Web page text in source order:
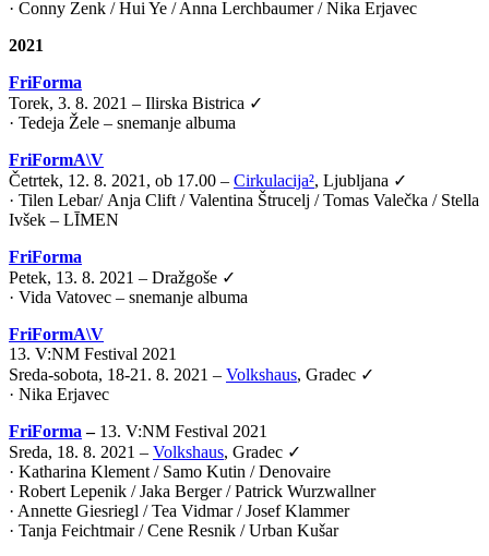
· Conny Zenk / Hui Ye / Anna Lerchbaumer / Nika Erjavec
2021
FriForma
Torek, 3. 8. 2021 – Ilirska Bistrica ✓
· Tedeja Žele – snemanje albuma
FriFormA\V
Četrtek, 12. 8. 2021, ob 17.00 – Cirkulacija², Ljubljana ✓
· Tilen Lebar/ Anja Clift /Valentina Štrucelj /Tomas Valečka / Stella
Ivšek – LĪMEN
FriForma
Petek, 13. 8. 2021 – Dražgoše ✓
· Vida Vatovec – snemanje albuma
FriFormA\V
13. V:NM Festival 2021
Sreda-sobota, 18-21. 8. 2021 – Volkshaus, Gradec ✓
· Nika Erjavec
FriForma – 13. V:NM Festival 2021
Sreda, 18. 8. 2021 – Volkshaus, Gradec ✓
· Katharina Klement / Samo Kutin / Denovaire
· Robert Lepenik / Jaka Berger / Patrick Wurzwallner
· Annette Giesriegl / Tea Vidmar / Josef Klammer
· Tanja Feichtmair / Cene Resnik / Urban Kušar